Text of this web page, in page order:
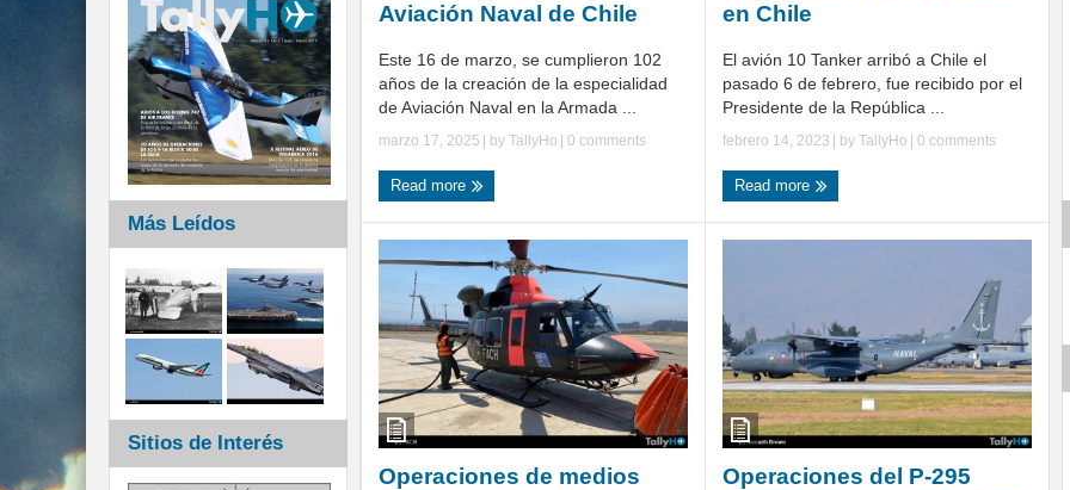
Aviación Naval de Chile
Este 16 de marzo, se cumplieron 102
años de la creación de la especialidad
de Aviación Naval en la Armada ...
marzo 17, 2025 | by TallyHo 0 comments
Read more
en Chile
El avión 10 Tanker arribó a Chile el
pasado 6 de febrero, fue recibido por el
Presidente de la República ...
febrero 14, 2023 | by TallyHo 0 comments
Read more
Operaciones de medios
Operaciones del P-295
Más Leídos
Sitios de Interés